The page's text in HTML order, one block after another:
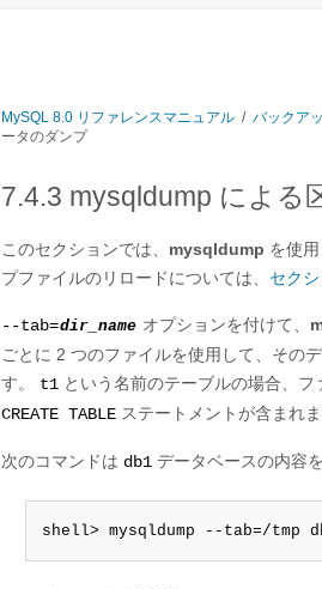
MySQL 8.0 リファレンスマニュアル / バックア
ータのダンプ
7.4.3 mysqldump によ
このセクションでは、 mysqldump を使
プファイルのリロードについては、 セク
--tab=dir_name オプションを付けて、
ごとに 2 つのファイルを使用して、その
す。 t1 という名前のテーブルの場合、フ
CREATE TABLE ステートメントが含まれま
次のコマンドは db1 データベースの内容を
shell> mysqldump --tab=/tmp